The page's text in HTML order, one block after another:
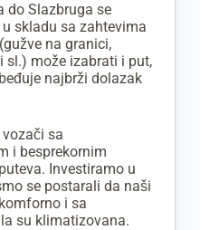
do Slazbruga se
skladu sa zahtevima
na granici,
sl.) može izabrati i put,
najbrži dolazak
sa
i besprekornim
Investiramo u
se postarali da naši
i sa
su klimatizovana.